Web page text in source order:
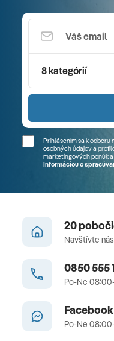
8 kategórií
Prihlásením sa k
osobných údajov a
marketingových ponúk
Informáciou o
20
Navštívte
0850 555
Po-Ne
Po-Ne